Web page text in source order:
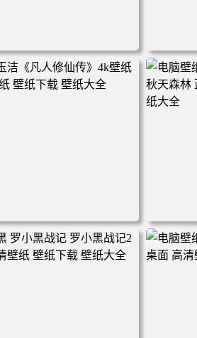
女帝 波雅·汉库克 波雅汉库
纸下载 壁纸大全
电脑壁纸
年回忆
纸大全
凡人修仙传》4k壁纸 3840x2
壁纸大全
电脑壁纸
林 蓝天